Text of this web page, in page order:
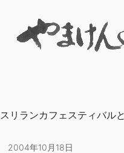
スリランカフェスティバル
2004年10月18日